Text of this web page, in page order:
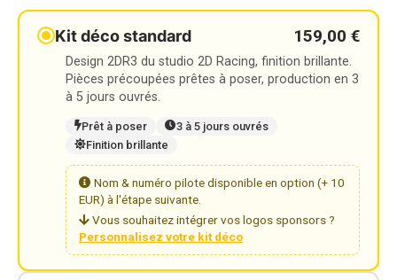
Kit déco standard 159,00 €
Design 2DR3 du studio 2D Racing, finition brillante.
Pièces précoupées prêtes à poser, production en 3
à 5 jours ouvrés.
Prêt à poser
3 à 5 jours ouvrés
Finition brillante
Nom & numéro pilote disponible en option (+ 10
EUR) à l'étape suivante.
Vous souhaitez intégrer vos logos sponsors ?
Personnalisez votre kit déco